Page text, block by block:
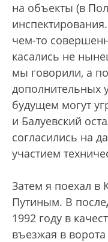
на объекты (в
чем-то
касались не
мы говорили, а
дополнительных
будущем могут
и Балуевский
согласились на
участием
Затем я поехал в
Путиным. В
1992 году в
въезжая в